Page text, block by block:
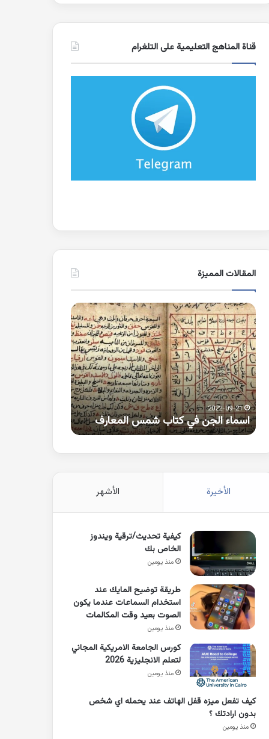
قناة المناهج التعليمية على التلغرام
المقالات المميزة
اسماء
الجن
في
كتاب
شمس
المعارف
2022-09-21
اسماء الجن في كتاب شمس المعارف
كلمات
بها
همزة
متطرفة
على
الواو
الأخيرة الأشهر
كيفية تحديث/ترقية ويندوز
الخاص بك
منذ يومين
طريقة توضيح المايك عند
استخدام السماعات عندما يكون
الصوت بعيد وقت المكالمات
منذ يومين
كورس الجامعة الامريكية المجاني
لتعلم الانجليزية 2026
منذ يومين
كيف تفعل ميزه قفل الهاتف عند يحمله اي شخص
بدون ارادتك ؟
منذ يومين